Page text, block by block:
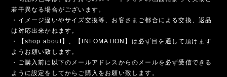
若干異なる場合がございます。
・イメージ違いやサイズ交換等、お客さまご都合による交換、返品
は対応出来かねます。
・【shop about】、【INFOMATION】は必ず目を通して頂けます
ようお願い致します。
・ご購入前に以下のメールアドレスからのメールを必ず受信できる
ように設定をしてからご購入をお願い致します。